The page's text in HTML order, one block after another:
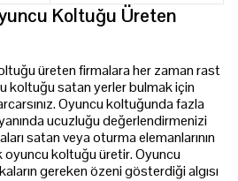
Koltuğu Üreten
üreten firmalara her zaman rast
koltuğu satan yerler bulmak için
Oyuncu koltuğunda fazla
ucuzluğu değerlendirmenizi
satan veya oturma elemanlarının
oyuncu koltuğu üretir. Oyuncu
gereken özeni gösterdiği algısı